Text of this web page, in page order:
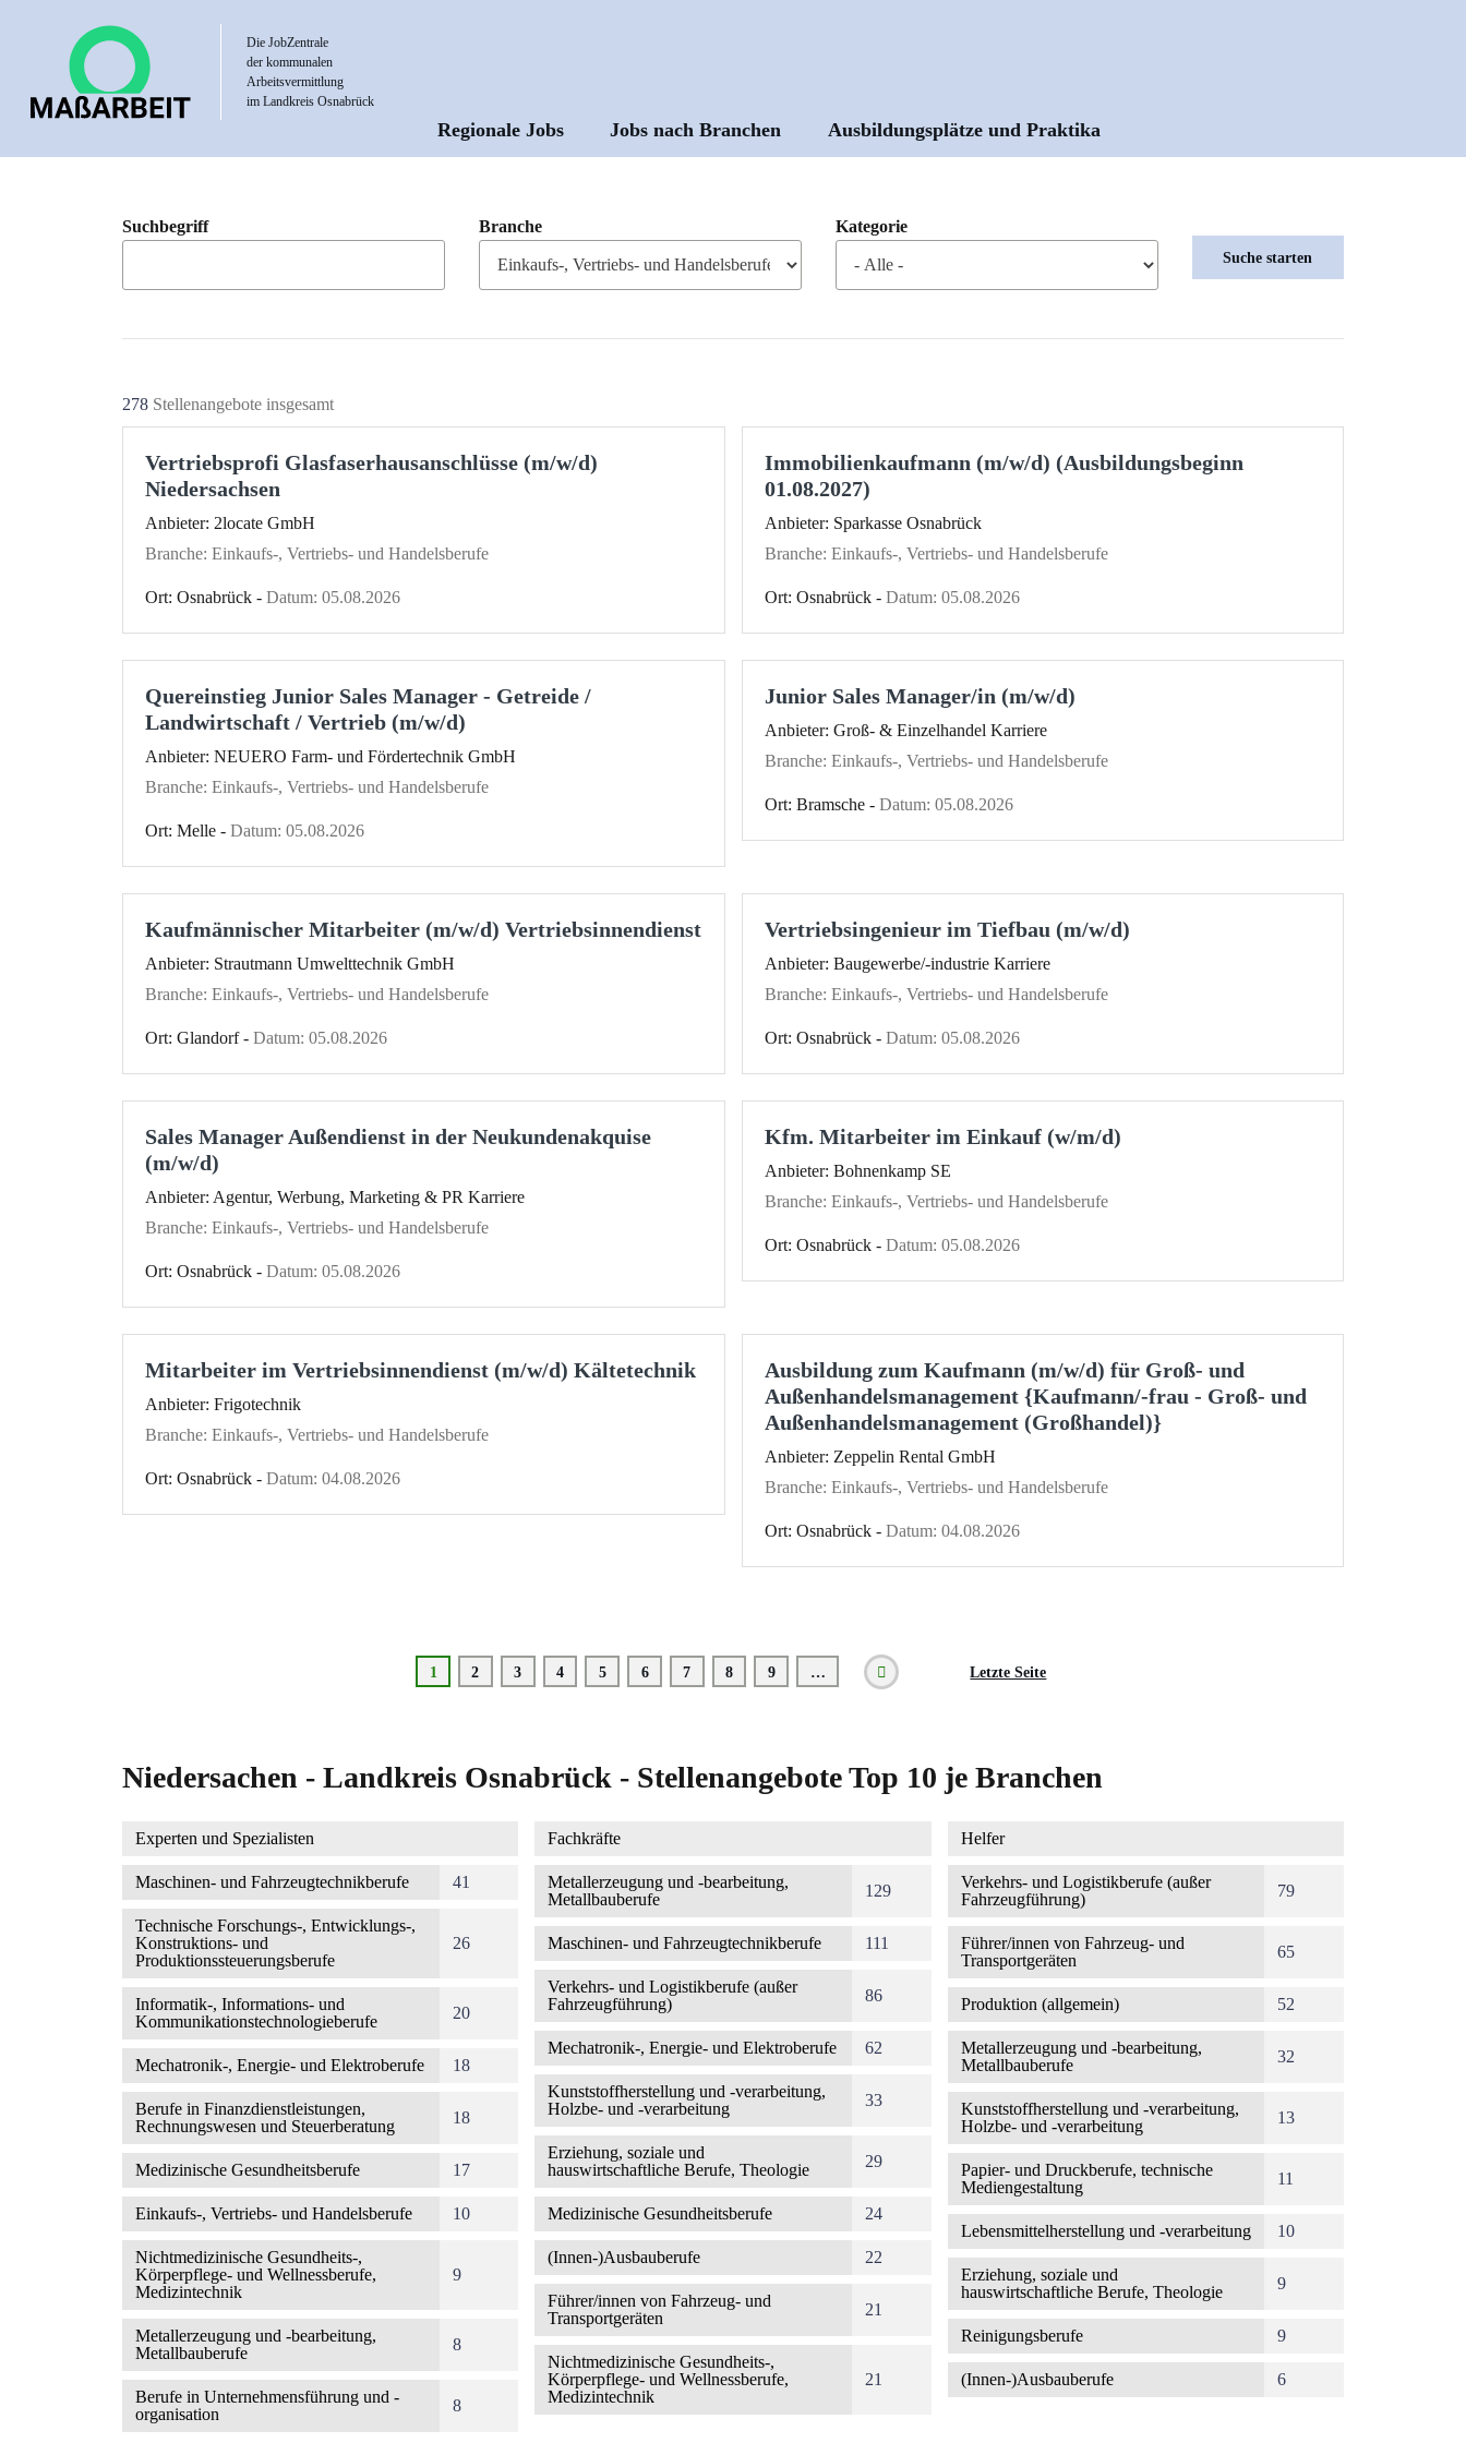
Die JobZentrale
der kommunalen
Arbeitsvermittlung
im Landkreis Osnabrück
Hauptnavigation
Regionale Jobs Jobs nach Branchen Ausbildungsplätze und Praktika
Suchbegriff Branche Kategorie
278 Stellenangebote insgesamt
Vertriebsprofi Glasfaserhausanschlüsse (m/w/d)
Niedersachsen
Anbieter: 2locate GmbH
Branche: Einkaufs-, Vertriebs- und Handelsberufe
Ort: Osnabrück - Datum: 05.08.2026
Immobilienkaufmann (m/w/d) (Ausbildungsbeginn
01.08.2027)
Anbieter: Sparkasse Osnabrück
Branche: Einkaufs-, Vertriebs- und Handelsberufe
Ort: Osnabrück - Datum: 05.08.2026
Quereinstieg Junior Sales Manager - Getreide /
Landwirtschaft / Vertrieb (m/w/d)
Anbieter: NEUERO Farm- und Fördertechnik GmbH
Branche: Einkaufs-, Vertriebs- und Handelsberufe
Ort: Melle - Datum: 05.08.2026
Junior Sales Manager/in (m/w/d)
Anbieter: Groß- & Einzelhandel Karriere
Branche: Einkaufs-, Vertriebs- und Handelsberufe
Ort: Bramsche - Datum: 05.08.2026
Kaufmännischer Mitarbeiter (m/w/d) Vertriebsinnendienst
Anbieter: Strautmann Umwelttechnik GmbH
Branche: Einkaufs-, Vertriebs- und Handelsberufe
Ort: Glandorf - Datum: 05.08.2026
Vertriebsingenieur im Tiefbau (m/w/d)
Anbieter: Baugewerbe/-industrie Karriere
Branche: Einkaufs-, Vertriebs- und Handelsberufe
Ort: Osnabrück - Datum: 05.08.2026
Sales Manager Außendienst in der Neukundenakquise
(m/w/d)
Anbieter: Agentur, Werbung, Marketing & PR Karriere
Branche: Einkaufs-, Vertriebs- und Handelsberufe
Ort: Osnabrück - Datum: 05.08.2026
Kfm. Mitarbeiter im Einkauf (w/m/d)
Anbieter: Bohnenkamp SE
Branche: Einkaufs-, Vertriebs- und Handelsberufe
Ort: Osnabrück - Datum: 05.08.2026
Mitarbeiter im Vertriebsinnendienst (m/w/d) Kältetechnik
Anbieter: Frigotechnik
Branche: Einkaufs-, Vertriebs- und Handelsberufe
Ort: Osnabrück - Datum: 04.08.2026
Ausbildung zum Kaufmann (m/w/d) für Groß- und
Außenhandelsmanagement {Kaufmann/-frau - Groß- und
Außenhandelsmanagement (Großhandel)}
Anbieter: Zeppelin Rental GmbH
Branche: Einkaufs-, Vertriebs- und Handelsberufe
Ort: Osnabrück - Datum: 04.08.2026
Aktuelle
Seite
1 Seite
2 Seite
3 Seite
4 Seite
5 Seite
6 Seite
7 Seite
8 Seite
9 …
Nächste
Seite
Letzte
Letzte Seite
Niedersachen - Landkreis Osnabrück - Stellenangebote Top 10 je Branchen
Experten und Spezialisten
Maschinen- und Fahrzeugtechnikberufe 41
Technische Forschungs-, Entwicklungs-,
Konstruktions- und
Produktionssteuerungsberufe
26
Informatik-, Informations- und
Kommunikationstechnologieberufe
20
Mechatronik-, Energie- und Elektroberufe 18
Berufe in Finanzdienstleistungen,
Rechnungswesen und Steuerberatung
18
Medizinische Gesundheitsberufe 17
Einkaufs-, Vertriebs- und Handelsberufe 10
Nichtmedizinische Gesundheits-,
Körperpflege- und Wellnessberufe,
Medizintechnik
9
Metallerzeugung und -bearbeitung,
Metallbauberufe
8
Berufe in Unternehmensführung und -
organisation
8
Fachkräfte
Metallerzeugung und -bearbeitung,
Metallbauberufe
129
Maschinen- und Fahrzeugtechnikberufe 111
Verkehrs- und Logistikberufe (außer
Fahrzeugführung)
86
Mechatronik-, Energie- und Elektroberufe 62
Kunststoffherstellung und -verarbeitung,
Holzbe- und -verarbeitung
33
Erziehung, soziale und
hauswirtschaftliche Berufe, Theologie
29
Medizinische Gesundheitsberufe 24
(Innen-)Ausbauberufe 22
Führer/innen von Fahrzeug- und
Transportgeräten
21
Nichtmedizinische Gesundheits-,
Körperpflege- und Wellnessberufe,
Medizintechnik
21
Helfer
Verkehrs- und Logistikberufe (außer
Fahrzeugführung)
79
Führer/innen von Fahrzeug- und
Transportgeräten
65
Produktion (allgemein) 52
Metallerzeugung und -bearbeitung,
Metallbauberufe
32
Kunststoffherstellung und -verarbeitung,
Holzbe- und -verarbeitung
13
Papier- und Druckberufe, technische
Mediengestaltung
11
Lebensmittelherstellung und -verarbeitung 10
Erziehung, soziale und
hauswirtschaftliche Berufe, Theologie
9
Reinigungsberufe 9
(Innen-)Ausbauberufe 6